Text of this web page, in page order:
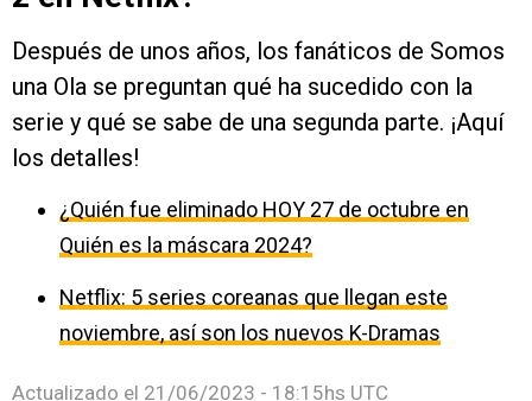
Después de unos años, los fanáticos de Somos
una Ola se preguntan qué ha sucedido con la
serie y qué se sabe de una segunda parte. ¡Aquí
los detalles!
¿Quién fue eliminado HOY 27 de octubre en
Quién es la máscara 2024?
Netflix: 5 series coreanas que llegan este
noviembre, así son los nuevos K-Dramas
Actualizado el 21/06/2023 - 18:15hs UTC